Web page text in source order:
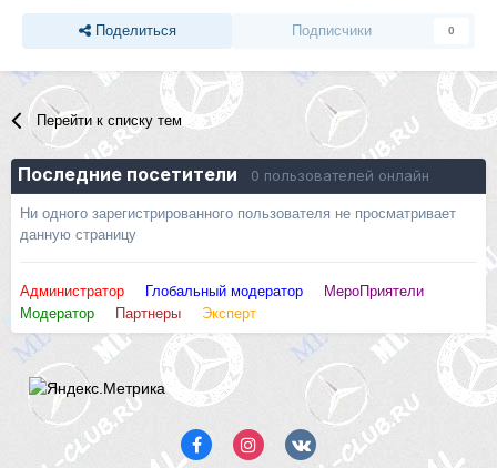
Поделиться Подписчики 0
Перейти к списку тем
Последние посетители 0 пользователей онлайн
Ни одного зарегистрированного пользователя не просматривает
данную страницу
Администратор Глобальный модератор
МероПриятели
Модератор
Партнеры Эксперт